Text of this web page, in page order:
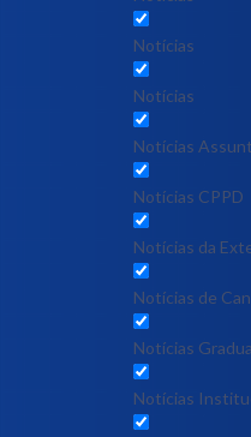
Notícias
Notícias
Notícias
Notícias CPPD
Notícias da
Notícias de
Notícias
Notícias